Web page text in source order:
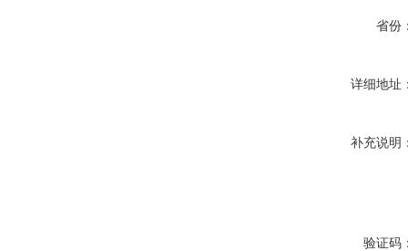
省份
详细地址
补充说明
验证码